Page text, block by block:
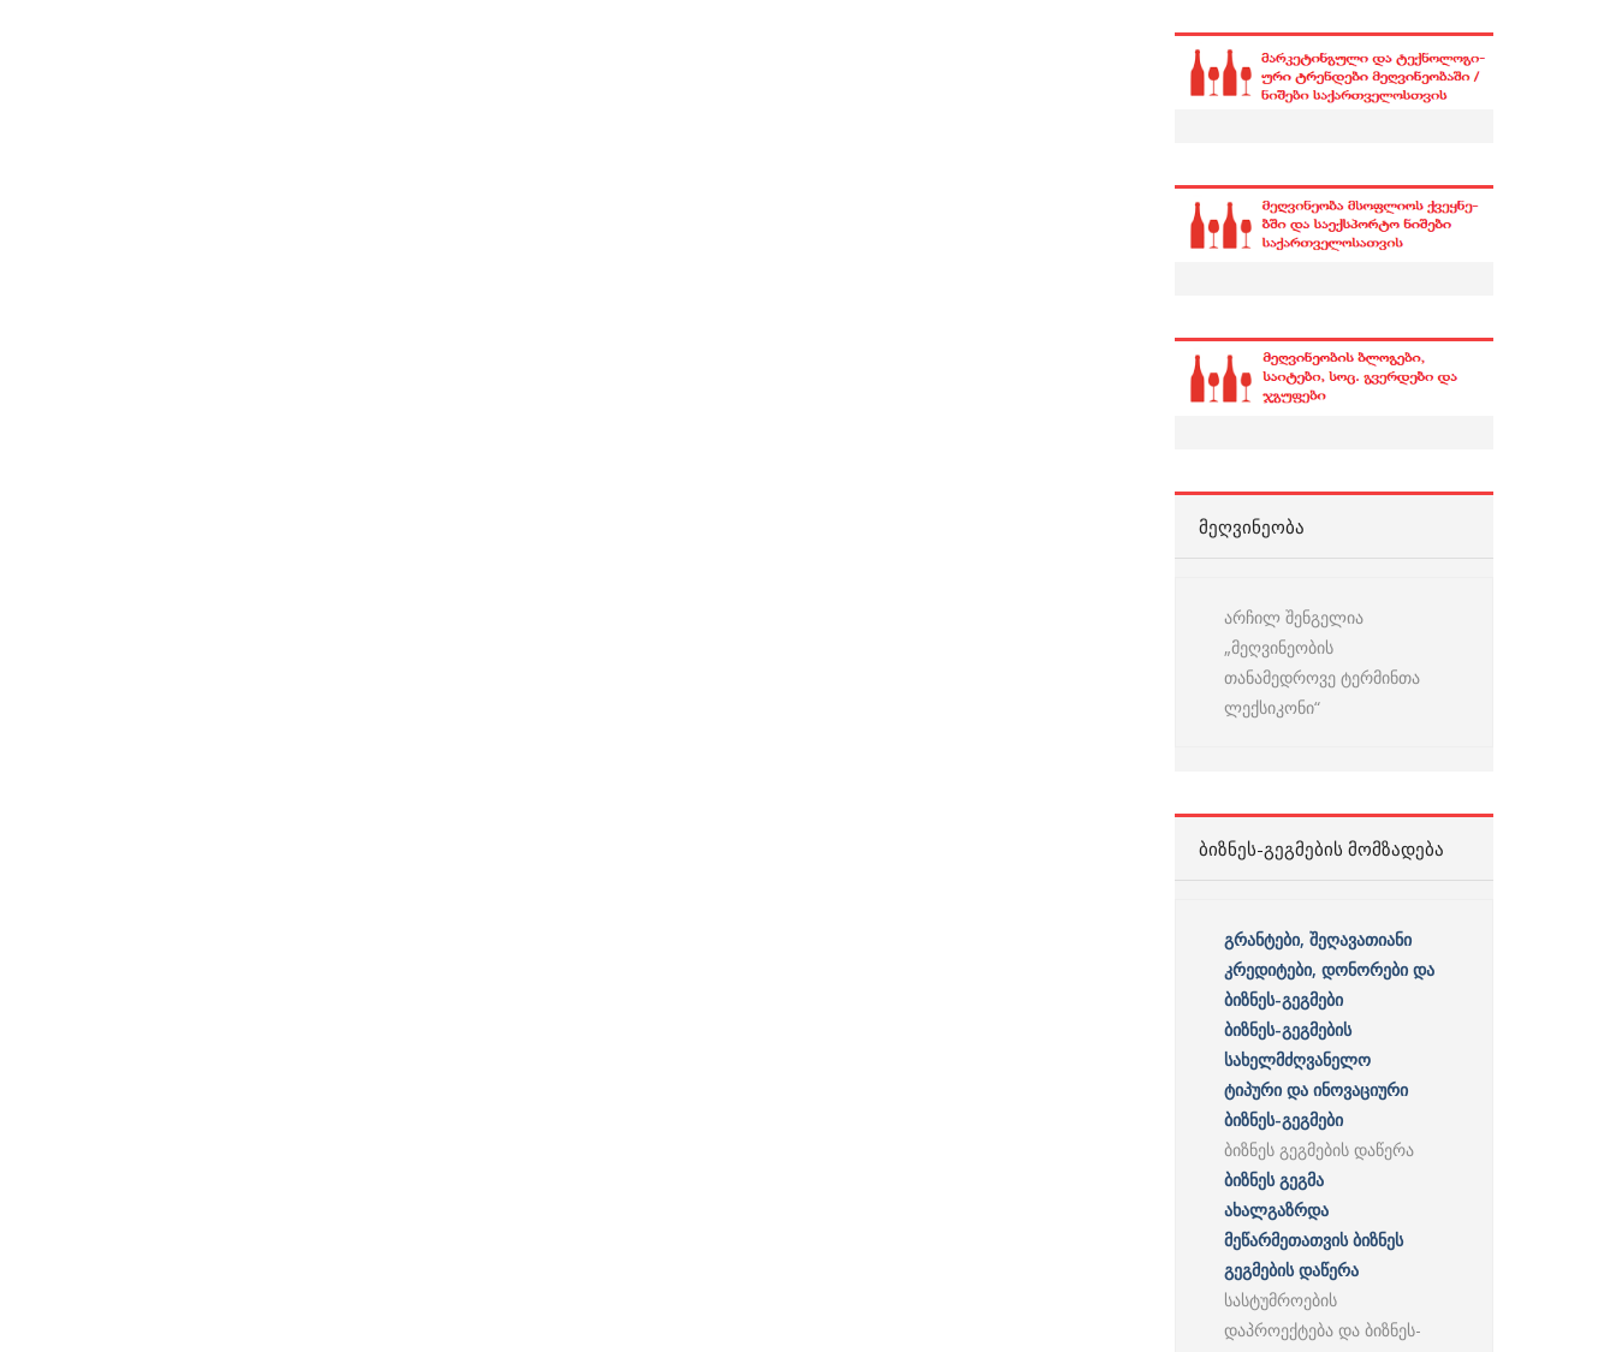
ᲛᲔᲦᲕᲘᲜᲔᲝᲑᲐ
არჩილ შენგელია
„მეღვინეობის
თანამედროვე ტერმინთა
ლექსიკონი“
ᲑᲘᲖᲜᲔᲡ-ᲒᲔᲒᲛᲔᲑᲘᲡ ᲛᲝᲛᲖᲐᲓᲔᲑᲐ
გრანტები, შეღავათიანი
კრედიტები, დონორები და
ბიზნეს-გეგმები
ბიზნეს-გეგმების
სახელმძღვანელო
ტიპური და ინოვაციური
ბიზნეს-გეგმები
ბიზნეს გეგმების დაწერა
ბიზნეს გეგმა
ახალგაზრდა
მეწარმეთათვის ბიზნეს
გეგმების დაწერა
სასტუმროების
დაპროექტება და ბიზნეს-